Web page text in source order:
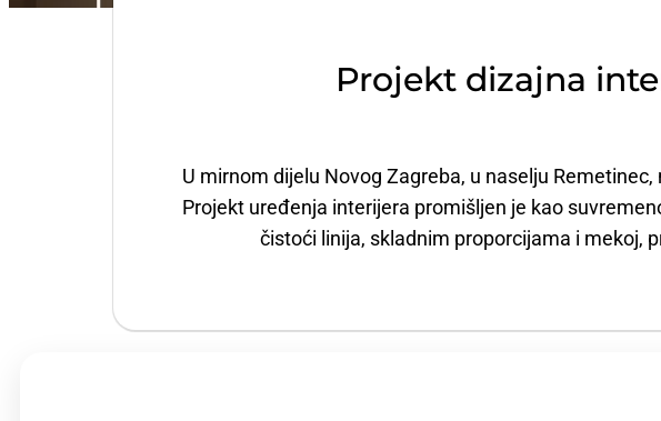
Projekt dizajna
U mirnom dijelu Novog Zagreba, u naselju
Projekt uređenja interijera promišljen je kao
čistoći linija, skladnim proporcijama i mekoj,